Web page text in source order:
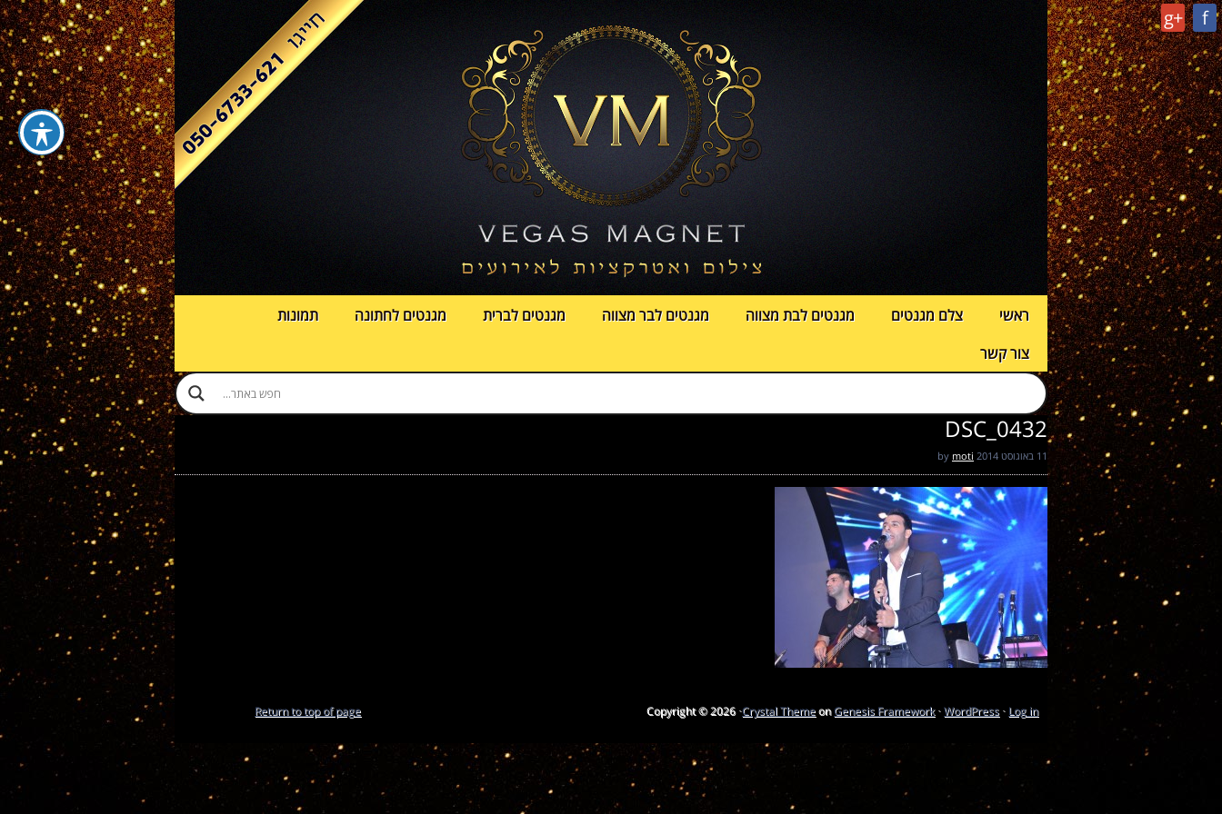
g+ f
ראשי צלם מגנטים מגנטים לבת מצווה מגנטים לבר מצווה מגנטים לברית מגנטים לחתונה
תמונות
צור קשר
DSC_0432
11 באוגוסט 2014 moti
Return to top of page Copyright © 2026 ·Crystal ThemeonGenesis Framework·WordPress· Log in